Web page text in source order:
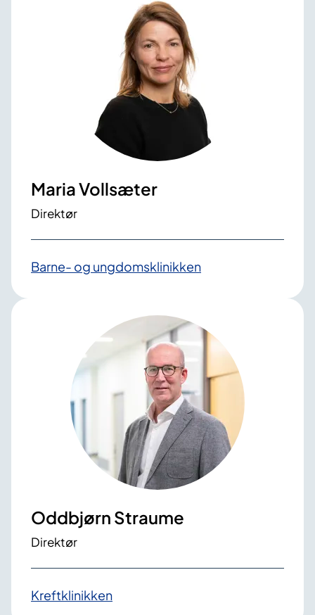
Maria Vollsæter
Direktør
Barne- og ungdomsklinikken
Oddbjørn Straume
Direktør
Kreftklinikken